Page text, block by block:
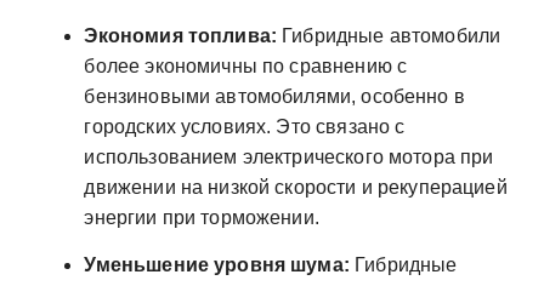
Экономия топлива: Гибридные автомобили
более экономичны по сравнению с
бензиновыми автомобилями, особенно в
городских условиях. Это связано с
использованием электрического мотора при
движении на низкой скорости и рекуперацией
энергии при торможении.
Уменьшение уровня шума: Гибридные